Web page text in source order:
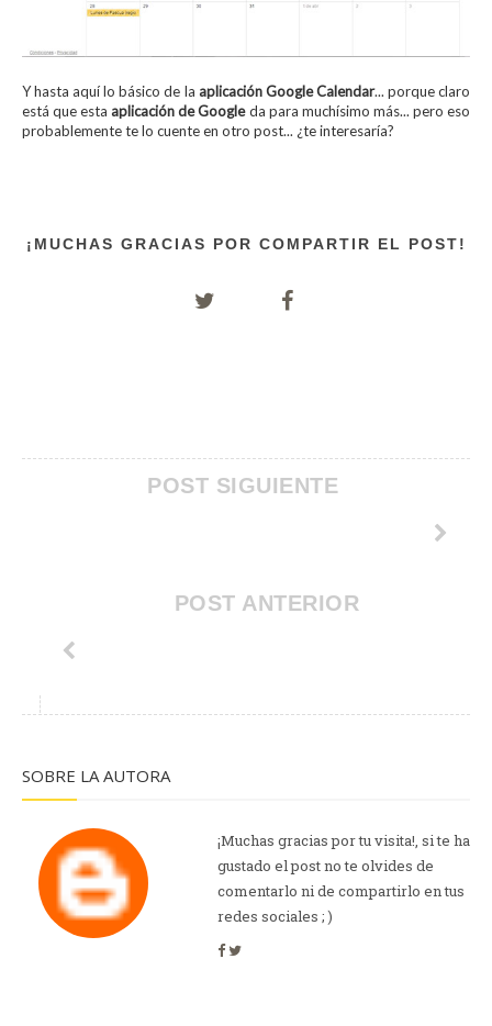
Y hasta aquí lo básico de la aplicación Google Calendar... porque claro
está que esta aplicación de Googleda para muchísimo más... pero eso
probablemente te lo cuente en otro post... ¿te interesaría?
¡MUCHAS GRACIAS POR COMPARTIR EL POST!
POST SIGUIENTE
POST ANTERIOR
SOBRE LA AUTORA
¡Muchas gracias por tu visita!, si te ha
gustado el post no te olvides de
comentarlo ni de compartirlo en tus
redes sociales ; )